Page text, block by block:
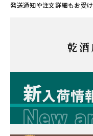
発送通知や注文詳細もお受け
乾